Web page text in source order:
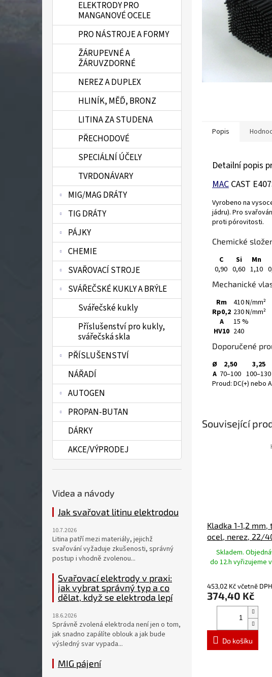
ELEKTRODY PRO
MANGANOVÉ OCELE
PRO NÁSTROJE A FORMY
ŽÁRUPEVNÉ A
ŽÁRUVZDORNÉ
NEREZ A DUPLEX
HLINÍK, MĚĎ, BRONZ
LITINA ZA STUDENA
PŘECHODOVÉ
SPECIÁLNÍ ÚČELY
TVRDONÁVARY
MIG/MAG DRÁTY
TIG DRÁTY
PÁJKY
CHEMIE
SVAŘOVACÍ STROJE
SVÁŘEČSKÉ KUKLY A BRÝLE
Svářečské kukly
Příslušenství pro kukly,
svářečská skla
PŘÍSLUŠENSTVÍ
NÁŘADÍ
AUTOGEN
PROPAN-BUTAN
DÁRKY
AKCE/VÝPRODEJ
Videa a návody
Jak svařovat litinu elektrodou
10.7.2026
Litina patří mezi materiály, jejichž
svařování vyžaduje zkušenosti, správný
postup i vhodně zvolenou...
Svařovací elektrody v praxi:
jak vybrat správný typ a co
dělat, když se elektroda lepí
18.6.2026
Správně zvolená elektroda není jen o tom,
jak snadno zapálíte oblouk a jak bude
výsledný svar vypada...
MIG pájení
Popis
Detailní popis
MAC CAST
Vyrobeno na
jádru). Pro
proti pórovitosti.
Chemické
C Si Mn
0,90 0,60 1,10
Mechanické
Rm
410 N/mm²
Rp0,2 230 N/mm²
A
15 %
HV10 240
Doporučené
Ø 2,50 3,25
A 70–100 100–130
Proud: DC(+) nebo
Související
Kladka 1-1,2 mm,
ocel, nerez, 22/
205 / 225 / 245 /
Skladem.
do 12.h vyřizujeme
453,02 Kč včetně DPH
374,40 Kč
Do košíku